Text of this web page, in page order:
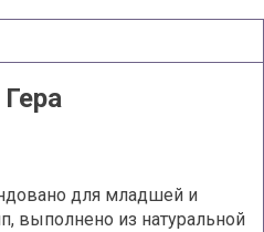
для младшей и
выполнено из натуральной